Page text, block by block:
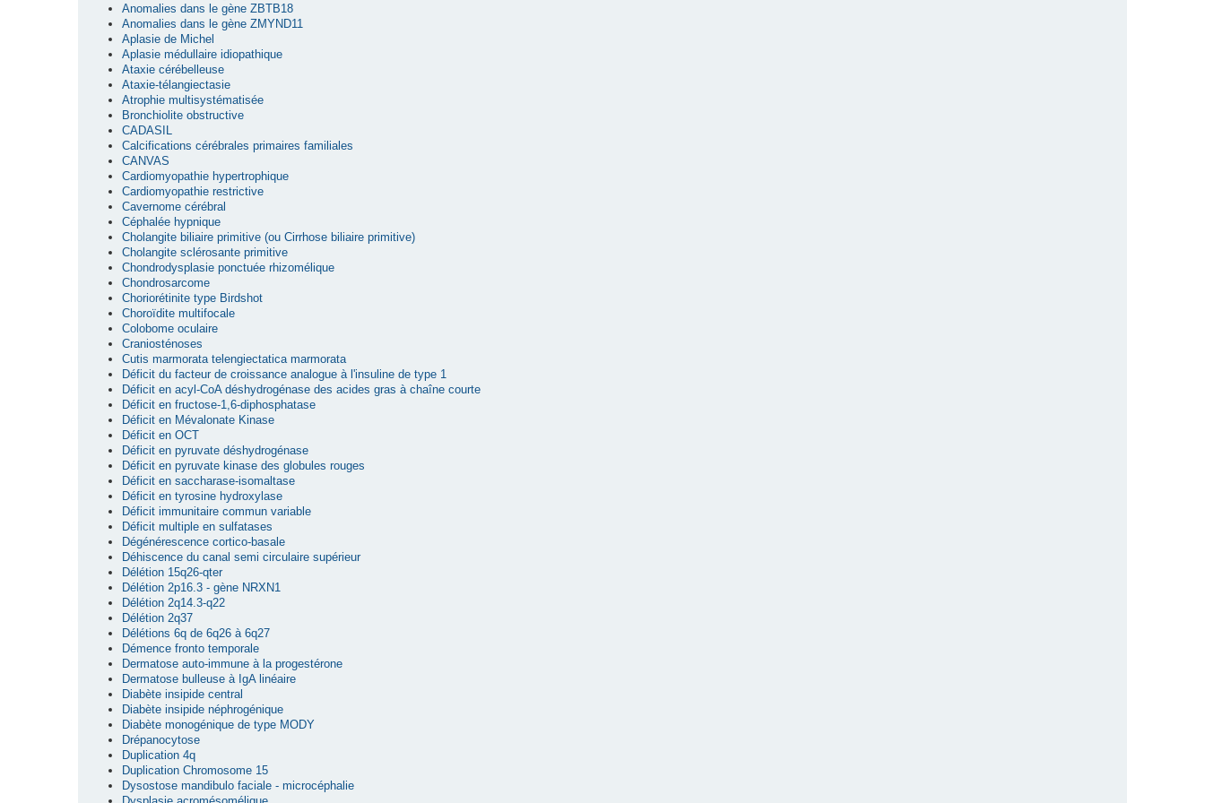
Anomalies dans le gène ZBTB18
Anomalies dans le gène ZMYND11
Aplasie de Michel
Aplasie médullaire idiopathique
Ataxie cérébelleuse
Ataxie-télangiectasie
Atrophie multisystématisée
Bronchiolite obstructive
CADASIL
Calcifications cérébrales primaires familiales
CANVAS
Cardiomyopathie hypertrophique
Cardiomyopathie restrictive
Cavernome cérébral
Céphalée hypnique
Cholangite biliaire primitive (ou Cirrhose biliaire primitive)
Cholangite sclérosante primitive
Chondrodysplasie ponctuée rhizomélique
Chondrosarcome
Choriorétinite type Birdshot
Choroïdite multifocale
Colobome oculaire
Craniosténoses
Cutis marmorata telengiectatica marmorata
Déficit du facteur de croissance analogue à l'insuline de type 1
Déficit en acyl-CoA déshydrogénase des acides gras à chaîne courte
Déficit en fructose-1,6-diphosphatase
Déficit en Mévalonate Kinase
Déficit en OCT
Déficit en pyruvate déshydrogénase
Déficit en pyruvate kinase des globules rouges
Déficit en saccharase-isomaltase
Déficit en tyrosine hydroxylase
Déficit immunitaire commun variable
Déficit multiple en sulfatases
Dégénérescence cortico-basale
Déhiscence du canal semi circulaire supérieur
Délétion 15q26-qter
Délétion 2p16.3 - gène NRXN1
Délétion 2q14.3-q22
Délétion 2q37
Délétions 6q de 6q26 à 6q27
Démence fronto temporale
Dermatose auto-immune à la progestérone
Dermatose bulleuse à IgA linéaire
Diabète insipide central
Diabète insipide néphrogénique
Diabète monogénique de type MODY
Drépanocytose
Duplication 4q
Duplication Chromosome 15
Dysostose mandibulo faciale - microcéphalie